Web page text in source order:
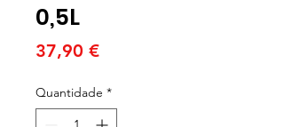
0,5L
37,90 €Preço
Quantidade *